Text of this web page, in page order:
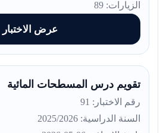
الزيارات: 89
عرض الاختبار
تقويم درس المسطحات المائية
رقم الاختبار: 91
السنة الدراسية: 2025/2026